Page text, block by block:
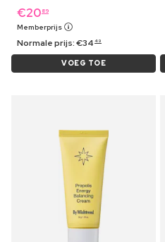
€20 89
Memberprijs
Normale prijs:€34 49
VOEG TOE